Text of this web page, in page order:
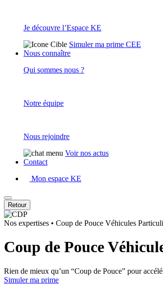
Je découvre l’Espace KE
Simuler ma prime CEE
Nous connaître
Qui sommes nous ?
Notre équipe
Nous rejoindre
Voir nos actus
Contact
Mon espace KE
Retour
Nos expertises • Coup de Pouce Véhicules
Coup de Pouce
Rien de mieux qu’un “Coup de Pouce” pour
Simuler ma prime